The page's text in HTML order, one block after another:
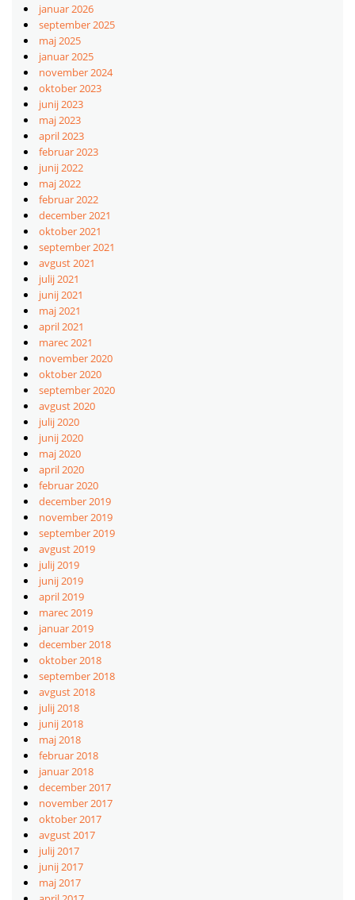
januar 2026
september 2025
maj 2025
januar 2025
november 2024
oktober 2023
junij 2023
maj 2023
april 2023
februar 2023
junij 2022
maj 2022
februar 2022
december 2021
oktober 2021
september 2021
avgust 2021
julij 2021
junij 2021
maj 2021
april 2021
marec 2021
november 2020
oktober 2020
september 2020
avgust 2020
julij 2020
junij 2020
maj 2020
april 2020
februar 2020
december 2019
november 2019
september 2019
avgust 2019
julij 2019
junij 2019
april 2019
marec 2019
januar 2019
december 2018
oktober 2018
september 2018
avgust 2018
julij 2018
junij 2018
maj 2018
februar 2018
januar 2018
december 2017
november 2017
oktober 2017
avgust 2017
julij 2017
junij 2017
maj 2017